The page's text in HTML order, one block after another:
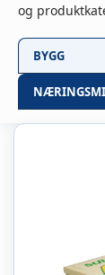
og
BYGG